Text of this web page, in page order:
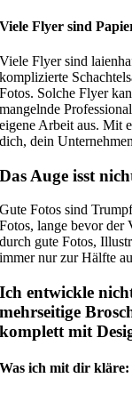
Viele Flyer sind
Viele Flyer sind
komplizierte
Fotos. Solche Flyer
mangelnde
eigene Arbeit aus. Mit
dich, dein
Das Auge isst
Gute Fotos sind
Fotos, lange bevor der
durch gute Fotos,
immer nur zur Hälfte
Ich entwickle
mehrseitige
komplett mit
Was ich mit dir kläre: